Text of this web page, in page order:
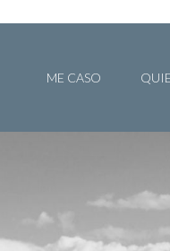
ME CASO